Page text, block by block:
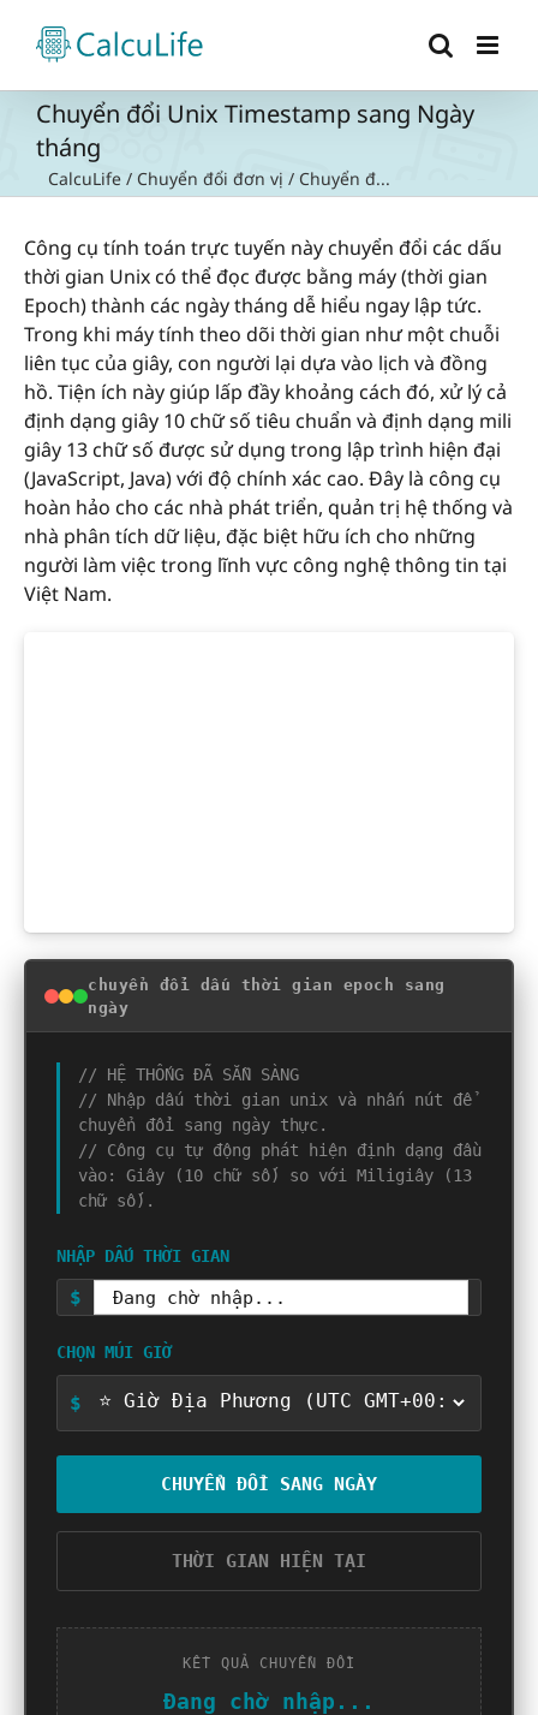
content
Chuyển đổi Unix Timestamp sang Ngày
tháng
CalcuLife / Chuyển đổi đơn vị / Chuyển đ...
Công cụ tính toán trực tuyến này chuyển đổi các dấu
thời gian Unix có thể đọc được bằng máy (thời gian
Epoch) thành các ngày tháng dễ hiểu ngay lập tức.
Trong khi máy tính theo dõi thời gian như một chuỗi
liên tục của giây, con người lại dựa vào lịch và đồng
hồ. Tiện ích này giúp lấp đầy khoảng cách đó, xử lý cả
định dạng giây 10 chữ số tiêu chuẩn và định dạng mili
giây 13 chữ số được sử dụng trong lập trình hiện đại
(JavaScript, Java) với độ chính xác cao. Đây là công cụ
hoàn hảo cho các nhà phát triển, quản trị hệ thống và
nhà phân tích dữ liệu, đặc biệt hữu ích cho những
người làm việc trong lĩnh vực công nghệ thông tin tại
Việt Nam.
chuyển đổi dấu thời gian epoch sang
ngày
// HỆ THỐNG ĐÃ SẴN SÀNG
// Nhập dấu thời gian unix và nhấn nút để
chuyển đổi sang ngày thực.
// Công cụ tự động phát hiện định dạng đầu
vào: Giây (10 chữ số) so với Miligiây (13
chữ số).
NHẬP DẤU THỜI GIAN
$
CHỌN MÚI GIỜ
$
CHUYỂN ĐỔI SANG NGÀY
THỜI GIAN HIỆN TẠI
KẾT QUẢ CHUYỂN ĐỔI
Đang chờ nhập...